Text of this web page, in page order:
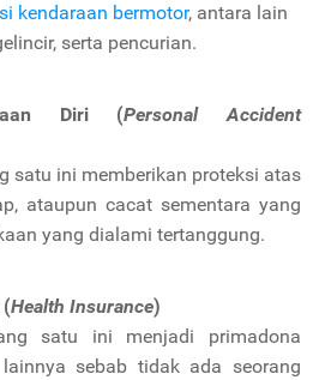
kendaraan bermotor, antara lain
serta pencurian.
Diri (Personal Accident
satu ini memberikan proteksi atas
ataupun cacat sementara yang
yang dialami tertanggung.
Health Insurance)
satu ini menjadi primadona
sebab tidak ada seorang